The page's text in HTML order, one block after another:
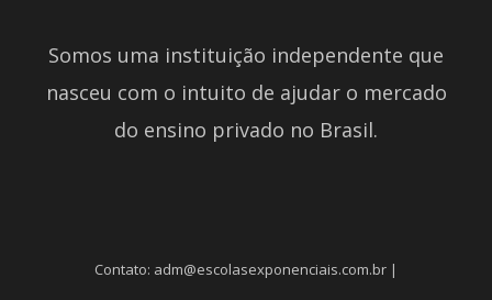
Somos uma instituição independente que
nasceu com o intuito de ajudar o mercado
do ensino privado no Brasil.
Contato: adm@escolasexponenciais.com.br |